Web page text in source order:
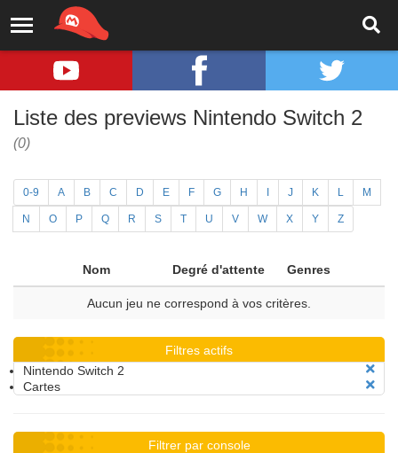
Liste des previews Nintendo Switch 2
(0)
0-9 A B C D E F G H J K L M
N O P Q R S T U V W X Y Z
Nom Degré d'attente Genres
Aucun jeu ne correspond à vos critères.
Filtres actifs
Nintendo Switch 2
Cartes
Filtrer par console